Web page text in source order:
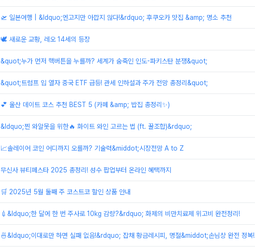
🛫 일본여행 | &ldquo;엔고지만 아깝지 않다!&rdquo; 후쿠오카 맛집 &amp; 명소 추천
🕊️ 새로운 교황, 레오 14세의 등장
&quot;누가 먼저 핵버튼을 누를까? 세계가 숨죽인 인도-파키스탄 분쟁&quot;
&quot;트럼프 입 열자 중국 ETF 급등! 관세 인하설과 주가 전망 총정리&quot;
💕 울산 데이트 코스 추천 BEST 5 (카페 &amp; 밥집 총정리✨)
&ldquo;찐 와알못을 위한🔥 화이트 와인 고르는 법 (ft. 꿀조합)&rdquo;
📈솔레이어 코인 어디까지 오를까? 기술력&middot;시장전망 A to Z
무신사 뷰티페스타 2025 총정리! 성수 팝업부터 온라인 혜택까지
🛒 2025년 5월 둘째 주 코스트코 할인 상품 안내
💉&ldquo;한 달에 한 번 주사로 10kg 감량?&rdquo; 화제의 비만치료제 위고비 완전정리!
🍜&ldquo;이대로만 하면 실패 없음!&rdquo; 잡채 황금레시피, 명절&middot;손님상 완전 정복!